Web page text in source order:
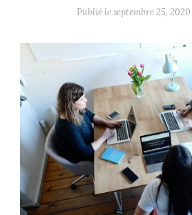
Publié leseptembre 25, 2020